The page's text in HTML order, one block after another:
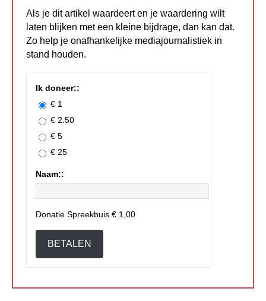
Als je dit artikel waardeert en je waardering wilt
laten blijken met een kleine bijdrage, dan kan dat.
Zo help je onafhankelijke mediajournalistiek in
stand houden.
Ik doneer::
€ 1
€ 2.50
€ 5
€ 25
Naam::
Donatie Spreekbuis € 1,00
BETALEN